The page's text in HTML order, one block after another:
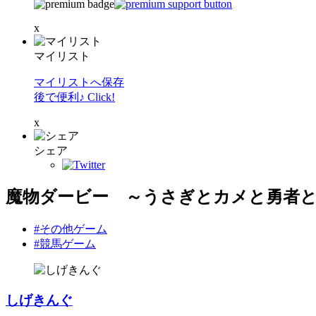
x
マイリスト
マイリストへ保存
後で便利♪ Click!
x
シェア
魔物ダービー ～うさぎとカメと勇者
#その他ゲーム
#競馬ゲーム
しげきんぐ